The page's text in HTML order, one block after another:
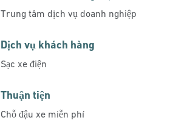
Trung tâm dịch vụ doanh nghiệp
Dịch vụ khách hàng
Sạc xe điện
Thuận tiện
Chỗ đậu xe miễn phí